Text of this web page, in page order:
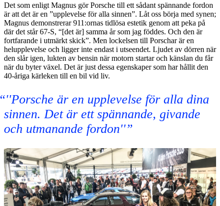
Det som enligt Magnus gör Porsche till ett sådant spännande fordon
är att det är en ”upplevelse för alla sinnen”. Låt oss börja med synen;
Magnus demonstrerar 911:ornas tidlösa estetik genom att peka på
där det står 67-S, “[det är] samma år som jag föddes. Och den är
fortfarande i utmärkt skick”. Men lockelsen till Porschar är en
helupplevelse och ligger inte endast i utseendet. Ljudet av dörren när
den slår igen, lukten av bensin när motorn startar och känslan du får
när du byter växel. Det är just dessa egenskaper som har hållit den
40-åriga kärleken till en bil vid liv.
''Porsche är en upplevelse för alla dina
sinnen. Det är ett spännande, givande
och utmanande fordon''